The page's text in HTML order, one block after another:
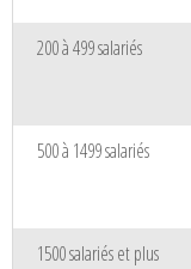
200 à 499 salariés
500 à 1499 salariés
1500 salariés et plus